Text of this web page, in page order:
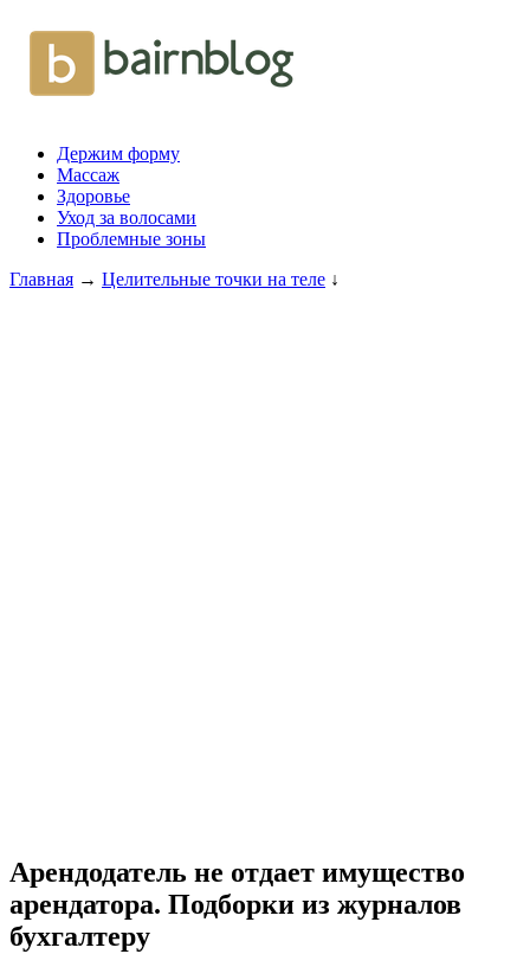
Держим форму
Массаж
Здоровье
Уход за волосами
Проблемные зоны
Главная → Целительные точки на теле ↓
Арендодатель не отдает имущество
арендатора. Подборки из журналов
бухгалтеру